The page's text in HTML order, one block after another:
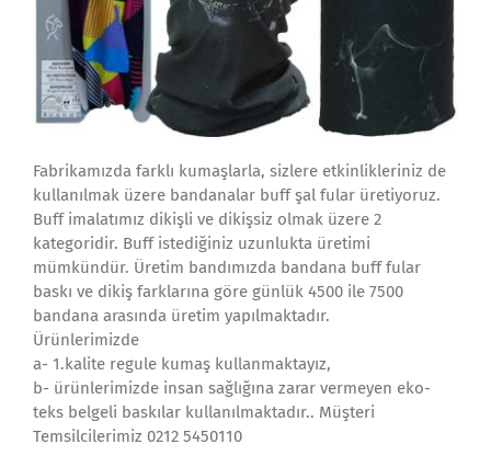
Fabrikamızda farklı kumaşlarla, sizlere etkinlikleriniz de
kullanılmak üzere bandanalar buff şal fular üretiyoruz.
Buff imalatımız dikişli ve dikişsiz olmak üzere 2
kategoridir. Buff istediğiniz uzunlukta üretimi
mümkündür. Üretim bandımızda bandana buff fular
baskı ve dikiş farklarına göre günlük 4500 ile 7500
bandana arasında üretim yapılmaktadır.
Ürünlerimizde
a- 1.kalite regule kumaş kullanmaktayız,
b- ürünlerimizde insan sağlığına zarar vermeyen eko-
teks belgeli baskılar kullanılmaktadır.. Müşteri
Temsilcilerimiz 0212 5450110